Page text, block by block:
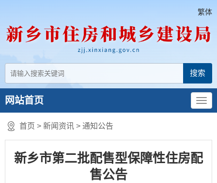
繁体
网站首页
首页 > 新闻资讯 > 通知公告
新乡市第二批配售型保障性住房配
售公告